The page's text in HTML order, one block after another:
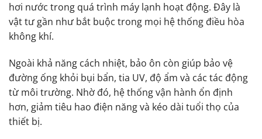
hơi nước trong quá trình máy lạnh hoạt động. Đây là
vật tư gần như bắt buộc trong mọi hệ thống điều hòa
không khí.
Ngoài khả năng cách nhiệt, bảo ôn còn giúp bảo vệ
đường ống khỏi bụi bẩn, tia UV, độ ẩm và các tác động
từ môi trường. Nhờ đó, hệ thống vận hành ổn định
hơn, giảm tiêu hao điện năng và kéo dài tuổi thọ của
thiết bị.